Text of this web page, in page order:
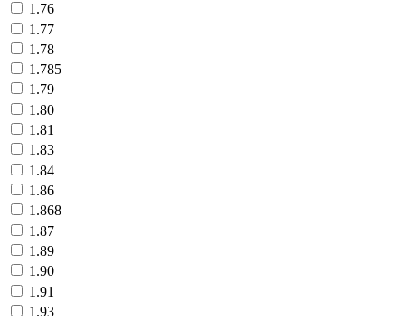
1.76
1.77
1.78
1.785
1.79
1.80
1.81
1.83
1.84
1.86
1.868
1.87
1.89
1.90
1.91
1.93